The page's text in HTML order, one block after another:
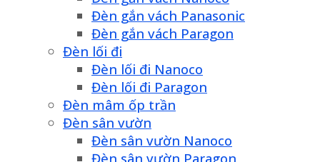
Đèn gắn vách Panasonic
Đèn gắn vách Paragon
Đèn lối đi
Đèn lối đi Nanoco
Đèn lối đi Paragon
Đèn mâm ốp trần
Đèn sân vườn
Đèn sân vườn Nanoco
Đèn sân vườn Paragon